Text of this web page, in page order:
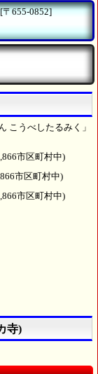
[〒655-0852]
こうべしたるみく」
市区町村中)
市区町村中)
市区町村中)
寺)